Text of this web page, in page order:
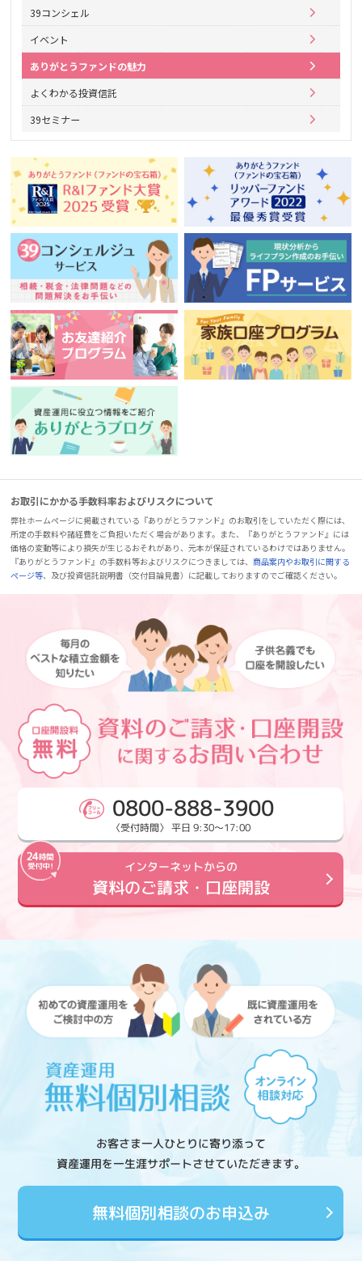
39コンシェル
イベント
ありがとうファンドの魅力
よくわかる投資信託
39セミナー
お取引にかかる手数料率およびリスクについて
弊社ホームページに掲載されている『ありがとうファンド』のお取引をしていただく際には、
所定の手数料や諸経費をご負担いただく場合があります。また、『ありがとうファンド』には
価格の変動等により損失が生じるおそれがあり、元本が保証されているわけではありません。
『ありがとうファンド』の手数料等およびリスクにつきましては、商品案内やお取引に関する
ページ等、及び投資信託説明書（交付目論見書）に記載しておりますのでご確認ください。
0800-888-3900
〈受付時間〉 平日 9:30～17:00
インターネットからの
資料のご請求・口座開設
お客さま一人ひとりに寄り添って
資産運用を一生涯サポートさせていただきます。
無料個別相談のお申込み